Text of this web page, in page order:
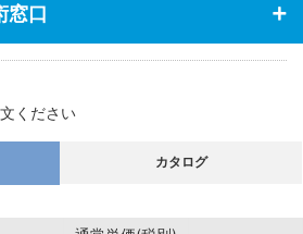
窓口
ください
カタログ